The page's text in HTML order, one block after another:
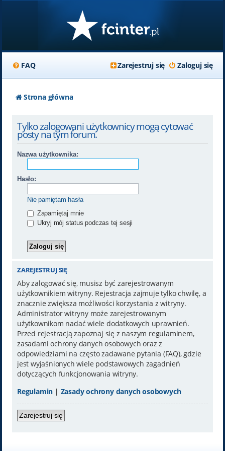
FAQ Zaloguj się
Zarejestruj się
Strona główna
Tylko zalogowani użytkownicy mogą cytować
posty na tym forum.
Nazwa użytkownika:
Hasło:
Nie pamiętam hasła
Zapamiętaj mnie
Ukryj mój status podczas tej sesji
ZAREJESTRUJ SIĘ
Aby zalogować się, musisz być zarejestrowanym
użytkownikiem witryny. Rejestracja zajmuje tylko chwilę, a
znacznie zwiększa możliwości korzystania z witryny.
Administrator witryny może zarejestrowanym
użytkownikom nadać wiele dodatkowych uprawnień.
Przed rejestracją zapoznaj się z naszym regulaminem,
zasadami ochrony danych osobowych oraz z
odpowiedziami na często zadawane pytania (FAQ), gdzie
jest wyjaśnionych wiele podstawowych zagadnień
dotyczących funkcjonowania witryny.
Regulamin | Zasady ochrony danych osobowych
Zarejestruj się